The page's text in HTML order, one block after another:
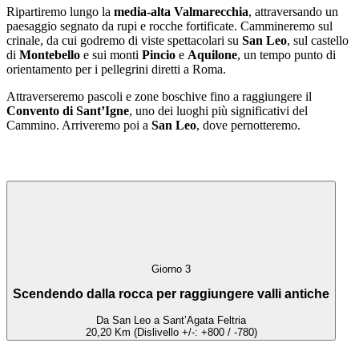
Ripartiremo lungo la media-alta Valmarecchia, attraversando un
paesaggio segnato da rupi e rocche fortificate. Cammineremo sul
crinale, da cui godremo di viste spettacolari su San Leo, sul castello
di Montebello e sui monti Pincio e Aquilone, un tempo punto di
orientamento per i pellegrini diretti a Roma.
Attraverseremo pascoli e zone boschive fino a raggiungere il
Convento di Sant’Igne, uno dei luoghi più significativi del
Cammino. Arriveremo poi a San Leo, dove pernotteremo.
Giorno 3
Scendendo dalla rocca per raggiungere valli antiche
Da San Leo a Sant’Agata Feltria
20,20 Km (Dislivello +/-: +800 / -780)